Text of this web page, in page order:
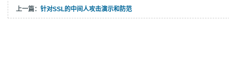
上一篇： 针对SSL的中间人攻击演示和防范